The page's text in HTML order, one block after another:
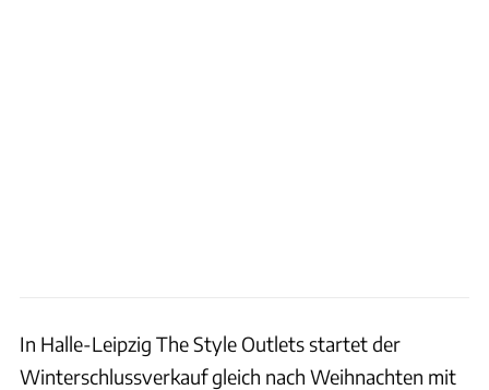
In Halle-Leipzig The Style Outlets startet der
Winterschlussverkauf gleich nach Weihnachten mit